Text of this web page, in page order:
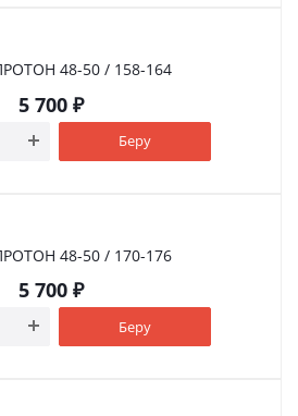
48-50 / 158-164
5 700₽
Беру
48-50 / 170-176
5 700₽
Беру